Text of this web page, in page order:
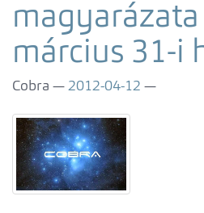
magyarázata
március 31-i
Cobra 2012-04-12